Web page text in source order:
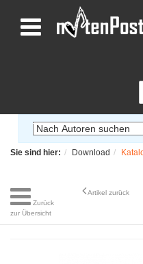
Sie sind hier: Download
Zurück
zur Übersicht
Artikel zurück